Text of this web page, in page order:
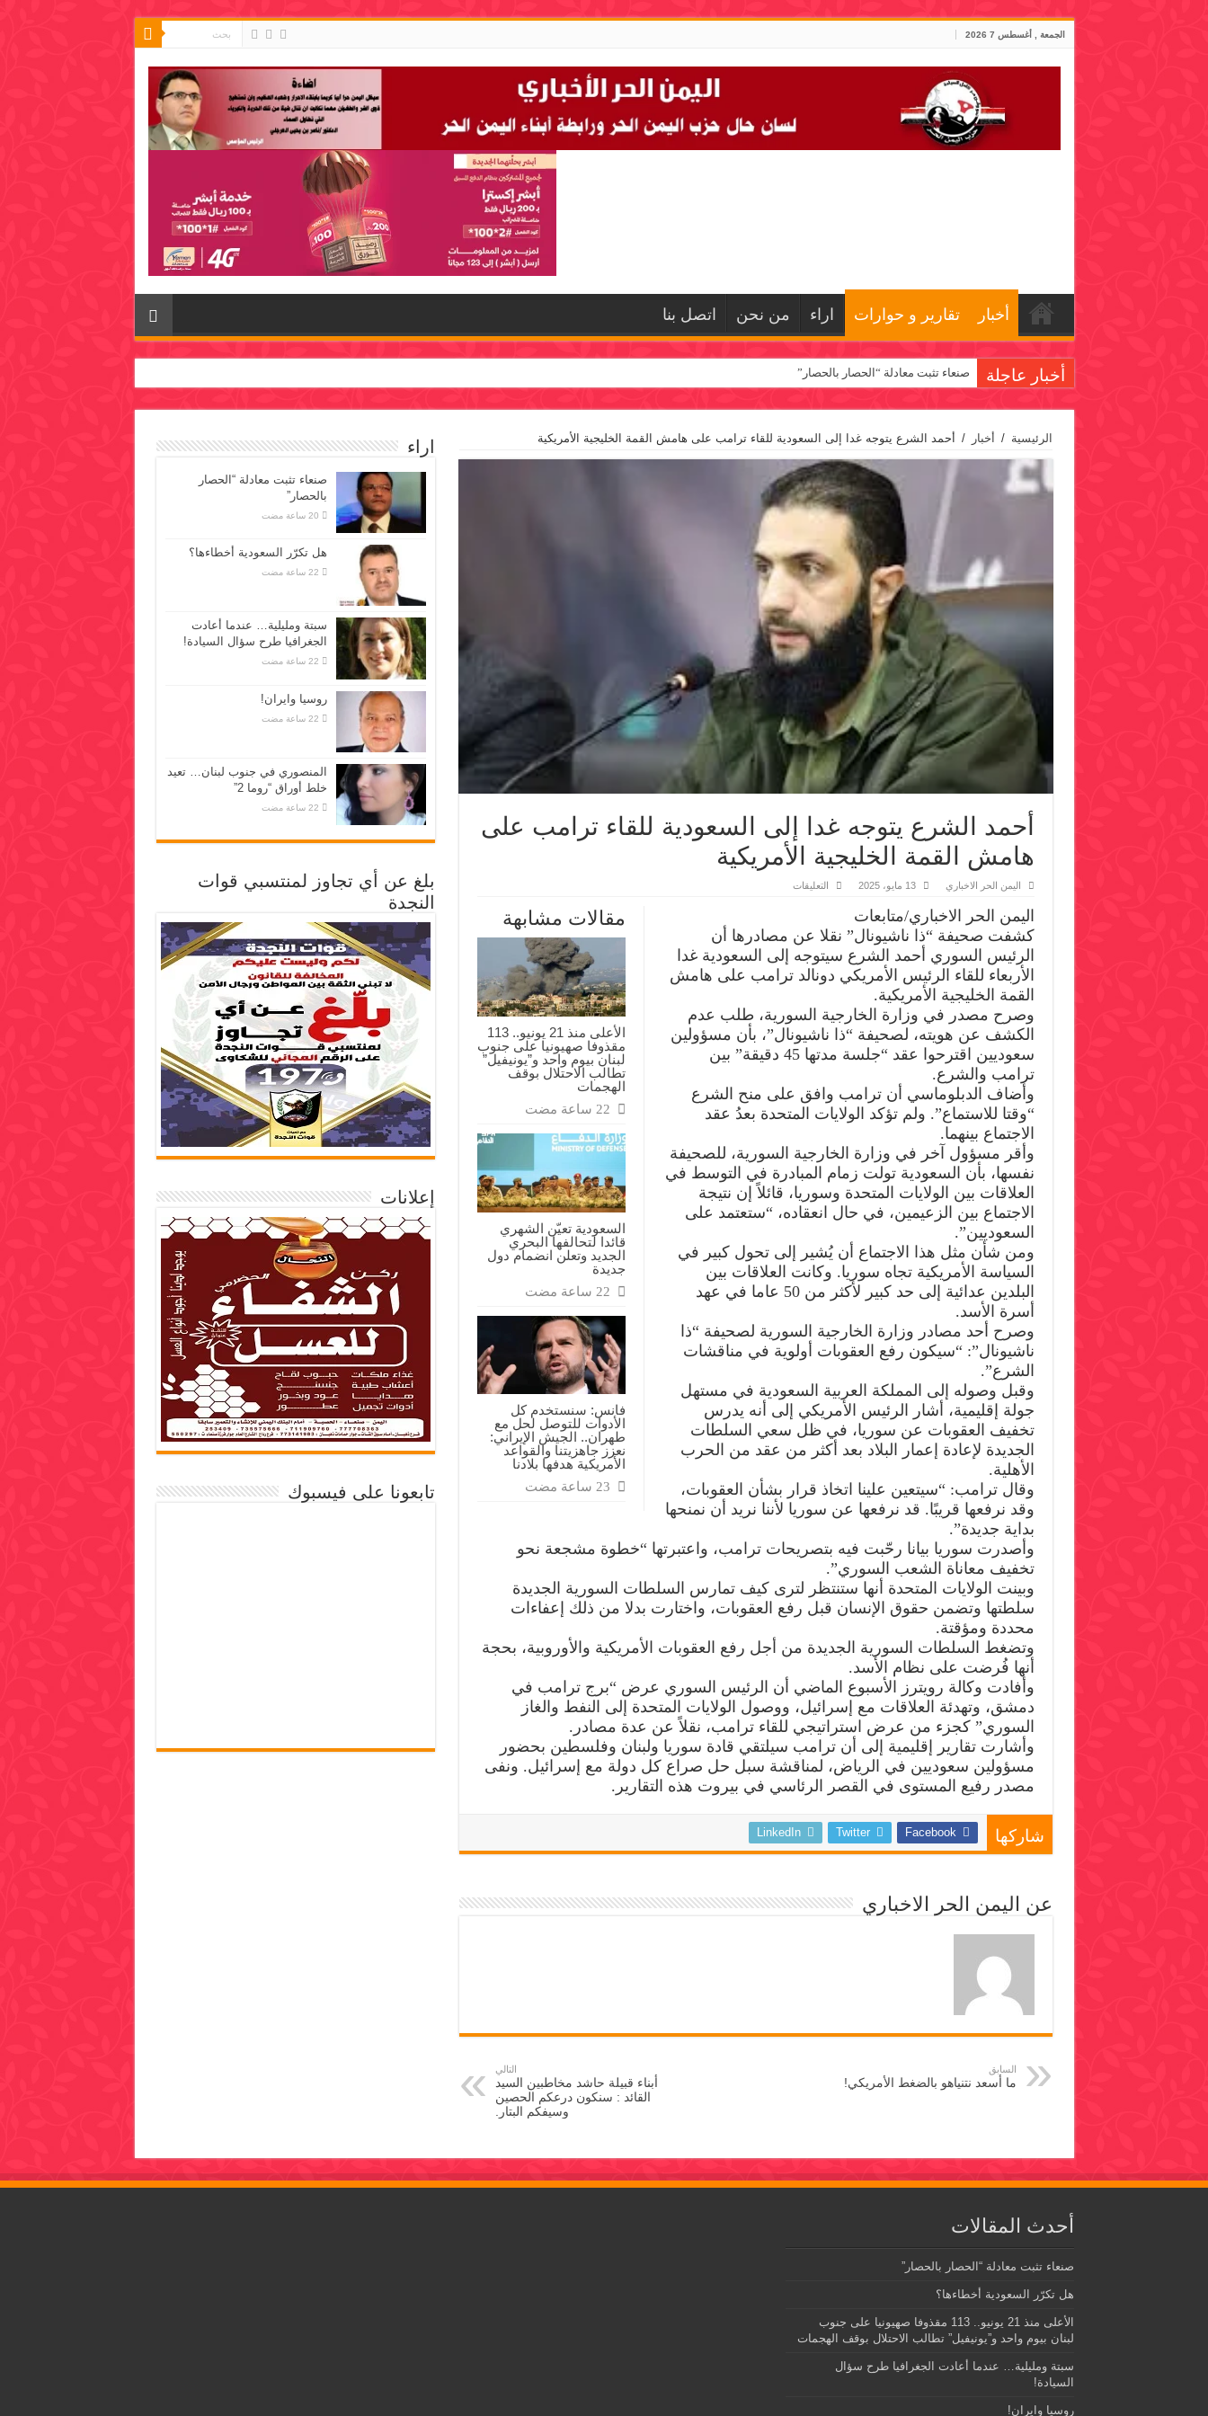
الجمعة , أغسطس 7 2026
أخبار تقارير و حوارات اراء من نحن اتصل بنا
أخبار عاجلة صنعاء تثبت معادلة “الحصار بالحصار”
الرئيسية / أخبار / أحمد الشرع يتوجه غدا إلى السعودية للقاء ترامب على هامش القمة الخليجية الأمريكية
أحمد الشرع يتوجه غدا إلى السعودية للقاء ترامب على
هامش القمة الخليجية الأمريكية
اليمن الحر الاخباري 13 مايو، 2025 التعليقات
إلى
السعودية
للقاء
ترامب
القمة
الخليجية
الأمريكية
مغلقة
مقالات مشابهة
الأعلى منذ 21 يونيو.. 113
مقذوفا صهيونيا على جنوب
لبنان بيوم واحد و”يونيفيل”
تطالب الاحتلال بوقف
الهجمات
السعودية تعيّن الشهري
قائدا لتحالفها البحري
الجديد وتعلن انضمام دول
جديدة
فانس: سنستخدم كل
الأدوات للتوصل لحل مع
طهران.. الجيش الإيراني:
نعزز جاهزيتنا والقواعد
الأمريكية هدفها بلادنا
اليمن الحر الاخباري/متابعات
كشفت صحيفة “ذا ناشيونال” نقلا عن مصادرها أن
الرئيس السوري أحمد الشرع سيتوجه إلى السعودية غدا
الأربعاء للقاء الرئيس الأمريكي دونالد ترامب على هامش
القمة الخليجية الأمريكية.
وصرح مصدر في وزارة الخارجية السورية، طلب عدم
الكشف عن هويته، لصحيفة “ذا ناشيونال”، بأن مسؤولين
سعوديين اقترحوا عقد “جلسة مدتها 45 دقيقة” بين
ترامب والشرع.
وأضاف الدبلوماسي أن ترامب وافق على منح الشرع
“وقتا للاستماع”. ولم تؤكد الولايات المتحدة بعدُ عقد
الاجتماع بينهما.
وأقر مسؤول آخر في وزارة الخارجية السورية، للصحيفة
نفسها، بأن السعودية تولت زمام المبادرة في التوسط في
العلاقات بين الولايات المتحدة وسوريا، قائلاً إن نتيجة
الاجتماع بين الزعيمين، في حال انعقاده، “ستعتمد على
السعوديين”.
ومن شأن مثل هذا الاجتماع أن يُشير إلى تحول كبير في
السياسة الأمريكية تجاه سوريا. وكانت العلاقات بين
البلدين عدائية إلى حد كبير لأكثر من 50 عاما في عهد
أسرة الأسد.
وصرح أحد مصادر وزارة الخارجية السورية لصحيفة “ذا
ناشيونال”: “سيكون رفع العقوبات أولوية في مناقشات
الشرع”.
وقبل وصوله إلى المملكة العربية السعودية في مستهل
جولة إقليمية، أشار الرئيس الأمريكي إلى أنه يدرس
تخفيف العقوبات عن سوريا، في ظل سعي السلطات
الجديدة لإعادة إعمار البلاد بعد أكثر من عقد من الحرب
الأهلية.
وقال ترامب: “سيتعين علينا اتخاذ قرار بشأن العقوبات،
وقد نرفعها قريبًا. قد نرفعها عن سوريا لأننا نريد أن نمنحها
بداية جديدة”.
وأصدرت سوريا بيانا رحّبت فيه بتصريحات ترامب، واعتبرتها “خطوة مشجعة نحو
تخفيف معاناة الشعب السوري”.
وبينت الولايات المتحدة أنها ستنتظر لترى كيف تمارس السلطات السورية الجديدة
سلطتها وتضمن حقوق الإنسان قبل رفع العقوبات، واختارت بدلا من ذلك إعفاءات
محددة ومؤقتة.
وتضغط السلطات السورية الجديدة من أجل رفع العقوبات الأمريكية والأوروبية، بحجة
أنها فُرضت على نظام الأسد.
وأفادت وكالة رويترز الأسبوع الماضي أن الرئيس السوري عرض “برج ترامب في
دمشق، وتهدئة العلاقات مع إسرائيل، ووصول الولايات المتحدة إلى النفط والغاز
السوري” كجزء من عرض استراتيجي للقاء ترامب، نقلاً عن عدة مصادر.
وأشارت تقارير إقليمية إلى أن ترامب سيلتقي قادة سوريا ولبنان وفلسطين بحضور
مسؤولين سعوديين في الرياض، لمناقشة سبل حل صراع كل دولة مع إسرائيل. ونفى
مصدر رفيع المستوى في القصر الرئاسي في بيروت هذه التقارير.
شاركها Facebook
Twitter
LinkedIn
عن اليمن الحر الاخباري
السابق
ما أسعد نتنياهو بالضغط الأمريكي!
التالي
أبناء قبيلة حاشد مخاطبين السيد
القائد : سنكون درعكم الحصين
وسيفكم البتار.
اراء
صنعاء تثبت معادلة “الحصار
بالحصار”
هل تكرّر السعودية أخطاءها؟
سبتة ومليلية… عندما أعادت
الجغرافيا طرح سؤال السيادة!
روسيا وايران!
المنصوري في جنوب لبنان… تعيد
خلط أوراق “روما 2”
بلغ عن أي تجاوز لمنتسبي قوات
النجدة
إعلانات
تابعونا على فيسبوك
أحدث المقالات
صنعاء تثبت معادلة “الحصار بالحصار”
هل تكرّر السعودية أخطاءها؟
الأعلى منذ 21 يونيو.. 113 مقذوفا صهيونيا على جنوب
لبنان بيوم واحد و”يونيفيل” تطالب الاحتلال بوقف الهجمات
سبتة ومليلية… عندما أعادت الجغرافيا طرح سؤال
السيادة!
روسيا وايران!